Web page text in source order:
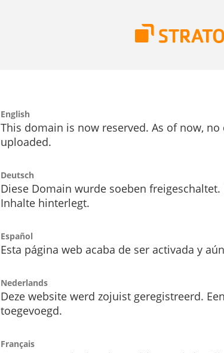
English
This domain is now reserved. As of now, no
uploaded.
Deutsch
Diese Domain wurde soeben
Inhalte hinterlegt.
Español
Esta página web acaba de ser activada y
Nederlands
Deze website werd zojuist geregistreerd.
toegevoegd.
Français